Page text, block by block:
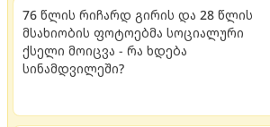
76 წლის რიჩარდ გირის და 28 წლის
მსახიობის ფოტოებმა სოციალური
ქსელი მოიცვა - რა ხდება
სინამდვილეში?